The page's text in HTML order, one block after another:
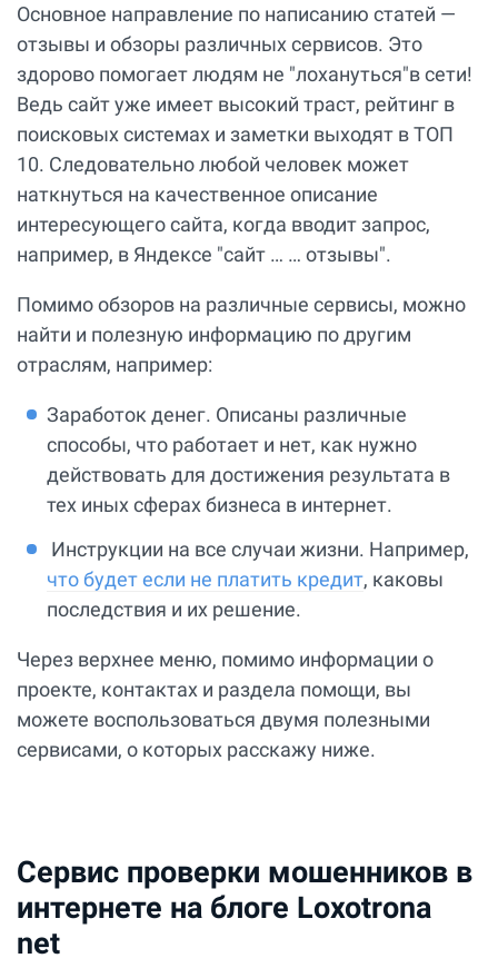
Основное направление по написанию статей —
отзывы и обзоры различных сервисов. Это
здорово помогает людям не "лохануться"в сети!
Ведь сайт уже имеет высокий траст, рейтинг в
поисковых системах и заметки выходят в ТОП
10. Следовательно любой человек может
наткнуться на качественное описание
интересующего сайта, когда вводит запрос,
например, в Яндексе "сайт … … отзывы".
Помимо обзоров на различные сервисы, можно
найти и полезную информацию по другим
отраслям, например:
Заработок денег. Описаны различные
способы, что работает и нет, как нужно
действовать для достижения результата в
тех иных сферах бизнеса в интернет.
Инструкции на все случаи жизни. Например,
что будет если не платить кредит, каковы
последствия и их решение.
Через верхнее меню, помимо информации о
проекте, контактах и раздела помощи, вы
можете воспользоваться двумя полезными
сервисами, о которых расскажу ниже.
Сервис проверки мошенников в
интернете на блоге Loxotrona
net